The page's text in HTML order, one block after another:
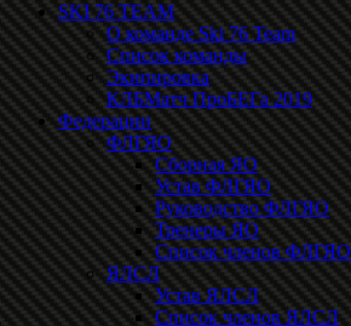
SKI 76 TEAM
О команде Ski 76 Team
Список команды
Экипировка
КЛБМатч ПроБЕГа 2019
Федерации
ФЛГЯО
Сборная ЯО
Устав ФЛГЯО
Руководство ФЛГЯО
Тренеры ЯО
Список членов ФЛГЯО
ЯЛСЛ
Устав ЯЛСЛ
Список членов ЯЛСЛ